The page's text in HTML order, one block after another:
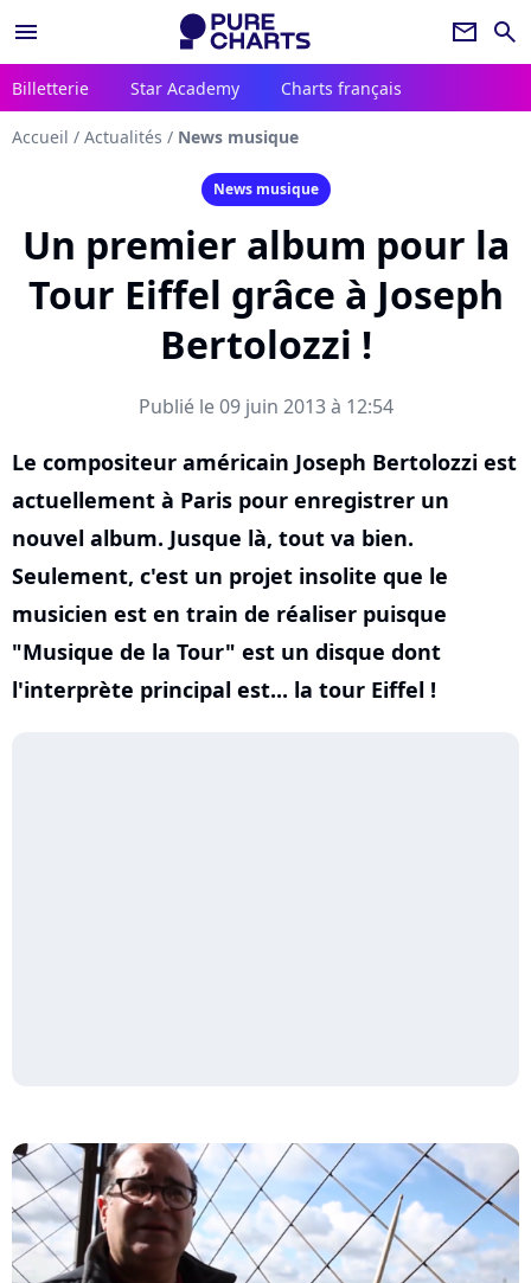
menu newsletter search
Billetterie Star Academy Charts français
Accueil / Actualités / News musique
News musique
Un premier album pour la
Tour Eiffel grâce à Joseph
Bertolozzi !
Publié le 09 juin 2013 à 12:54
Le compositeur américain Joseph Bertolozzi est
actuellement à Paris pour enregistrer un
nouvel album. Jusque là, tout va bien.
Seulement, c'est un projet insolite que le
musicien est en train de réaliser puisque
"Musique de la Tour" est un disque dont
l'interprète principal est... la tour Eiffel !